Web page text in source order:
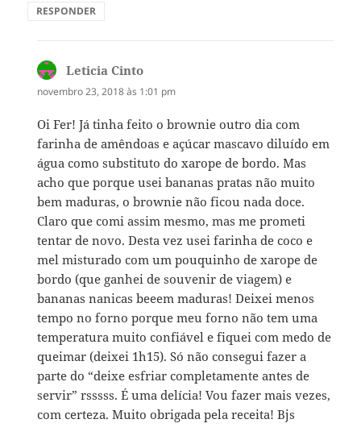
RESPONDER
Leticia Cinto
novembro 23, 2018 às 1:01 pm
Oi Fer! Já tinha feito o brownie outro dia com
farinha de amêndoas e açúcar mascavo diluído em
água como substituto do xarope de bordo. Mas
acho que porque usei bananas pratas não muito
bem maduras, o brownie não ficou nada doce.
Claro que comi assim mesmo, mas me prometi
tentar de novo. Desta vez usei farinha de coco e
mel misturado com um pouquinho de xarope de
bordo (que ganhei de souvenir de viagem) e
bananas nanicas beeem maduras! Deixei menos
tempo no forno porque meu forno não tem uma
temperatura muito confiável e fiquei com medo de
queimar (deixei 1h15). Só não consegui fazer a
parte do “deixe esfriar completamente antes de
servir” rsssss. É uma delícia! Vou fazer mais vezes,
com certeza. Muito obrigada pela receita! Bjs